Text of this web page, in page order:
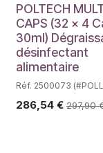
POLTECH
CAPS (32 x 4
30ml)
désinfectant
alimentaire
Réf. 2500073
286,54 € 297,90